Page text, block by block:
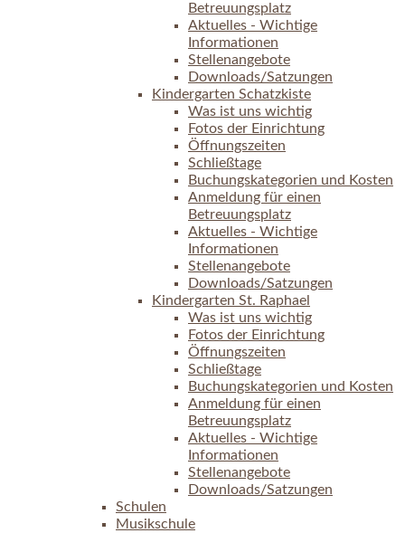
Betreuungsplatz
Aktuelles - Wichtige
Informationen
Stellenangebote
Downloads/Satzungen
Kindergarten Schatzkiste
Was ist uns wichtig
Fotos der Einrichtung
Öffnungszeiten
Schließtage
Buchungskategorien und Kosten
Anmeldung für einen
Betreuungsplatz
Aktuelles - Wichtige
Informationen
Stellenangebote
Downloads/Satzungen
Kindergarten St. Raphael
Was ist uns wichtig
Fotos der Einrichtung
Öffnungszeiten
Schließtage
Buchungskategorien und Kosten
Anmeldung für einen
Betreuungsplatz
Aktuelles - Wichtige
Informationen
Stellenangebote
Downloads/Satzungen
Schulen
Musikschule